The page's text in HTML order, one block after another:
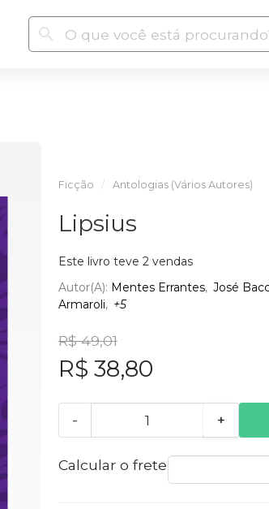
Ficção Antologias (Vários Autores)
Lipsius
Este livro teve 2 vendas
Autor(a): Mentes Errantes José
Armaroli
+5
R$ 49,01
R$ 38,80
- +
Calcular o frete